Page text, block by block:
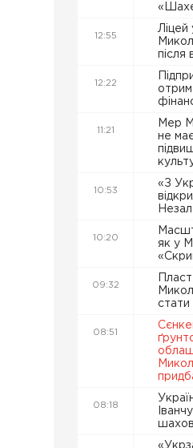
12:55
Ліцей
після
12:22
11:21
Мер
не
10:53
«З
10:20
як у
09:32
стати
08:51
08:18